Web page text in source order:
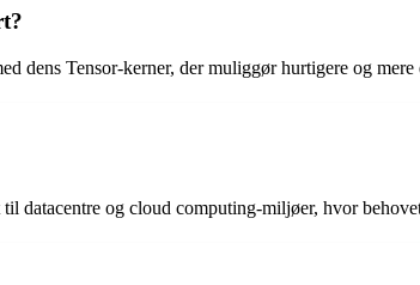
dens Tensor-kerner, der muliggør hurtigere og
og cloud computing-miljøer, hvor